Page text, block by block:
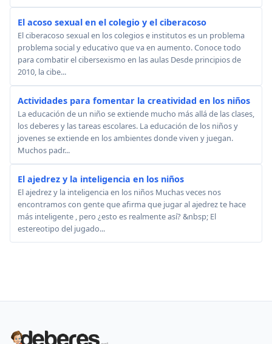
El acoso sexual en el colegio y el ciberacoso
El ciberacoso sexual en los colegios e institutos es un problema
problema social y educativo que va en aumento. Conoce todo
para combatir el cibersexismo en las aulas Desde principios de
2010, la cibe...
Actividades para fomentar la creatividad en los niños
La educación de un niño se extiende mucho más allá de las clases,
los deberes y las tareas escolares. La educación de los niños y
jovenes se extiende en los ambientes donde viven y juegan.
Muchos padr...
El ajedrez y la inteligencia en los niños
El ajedrez y la inteligencia en los niños Muchas veces nos
encontramos con gente que afirma que jugar al ajedrez te hace
más inteligente , pero ¿esto es realmente así? &nbsp; El
estereotipo del jugado...